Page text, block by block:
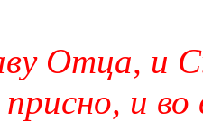
Отца, и
присно, и во